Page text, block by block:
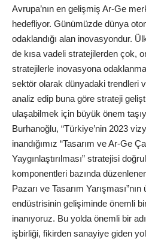
Avrupa’nın en gelişmiş Ar-Ge
hedefliyor. Günümüzde dünya
odaklandığı alan inovasyondur.
de kısa vadeli stratejilerden çok,
stratejilerle inovasyona
sektör olarak dünyadaki trendleri
analiz edip buna göre strateji
ulaşabilmek için büyük önem
Burhanoğlu, “Türkiye’nin 2023
inandığımız “Tasarım ve Ar-Ge
Yaygınlaştırılması” stratejisi
komponentleri bazında
Pazarı ve Tasarım
endüstrisinin gelişiminde önemli
inanıyoruz. Bu yolda önemli bir
işbirliği, fikirden sanayiye giden